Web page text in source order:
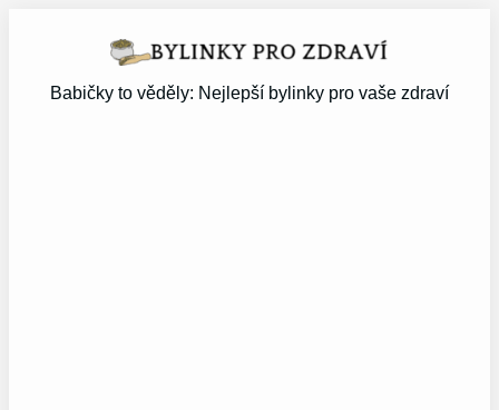
Babičky to věděly: Nejlepší bylinky pro vaše zdraví